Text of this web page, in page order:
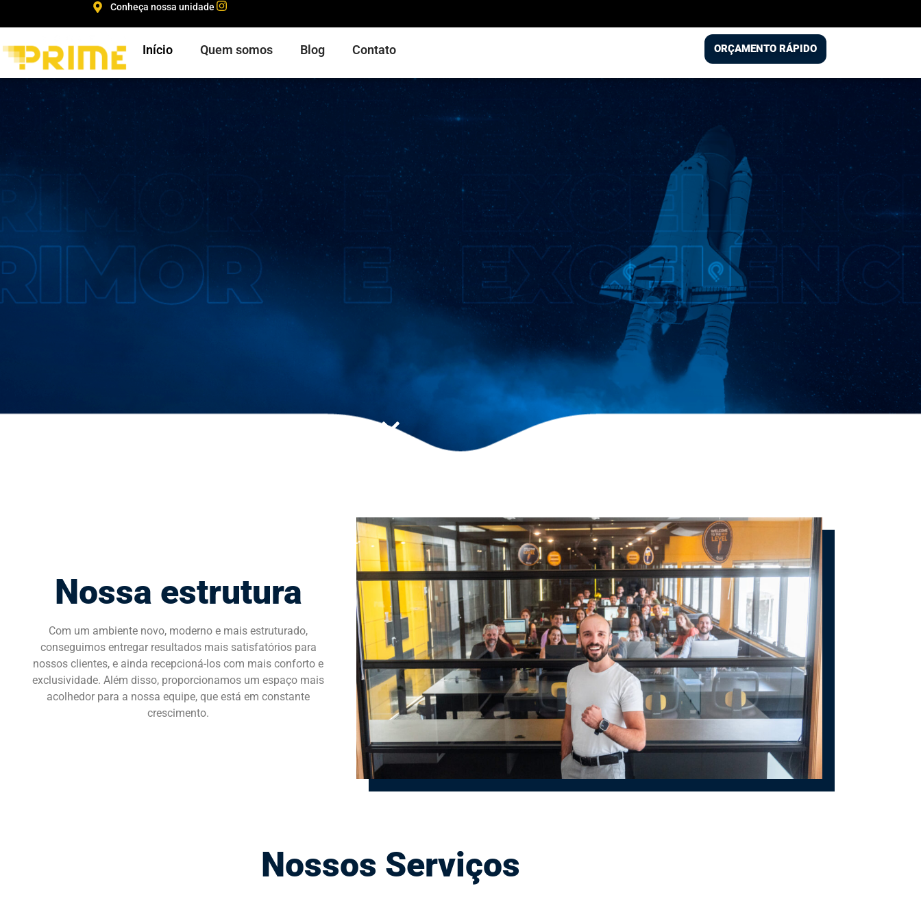
Conheça nossa unidade
Início Quem somos Blog Contato ORÇAMENTO RÁPIDO
resultado
SOLICITE UMA DEMONSTRAÇÃO
Nossa estrutura
Com um ambiente novo, moderno e mais estruturado,
conseguimos entregar resultados mais satisfatórios para
nossos clientes, e ainda recepcioná-los com mais conforto e
exclusividade. Além disso, proporcionamos um espaço mais
acolhedor para a nossa equipe, que está em constante
crescimento.
Nossos Serviços